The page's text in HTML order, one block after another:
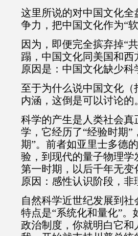
这里所说的对中国文化
争力，把中国文化作为“
因为，即便完全摈弃掉“
蹋，中国文化同美国和
原因是：中国文化缺少科
至于为什么说中国文化
内涵，这倒是可以讨论的。
科学的产生是人类社会
学，它经历了“经验时期”
期”。前者如亚里士多德
验，到现代的量子物理学
第一时期，以后千年无
原因：感性认识阶段，非
自然科学近世纪发展到
特点是“系统化和量化”
政治制度，你就明白它